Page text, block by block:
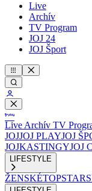
Live
Archív
TV Program
JOJ 24
JOJ Šport
Live Archív TV
JOJJOJ PLAYJOJ
JOJKASTINGYJOJ
LIFESTYLE
ŽENSKÉTOPSTAR